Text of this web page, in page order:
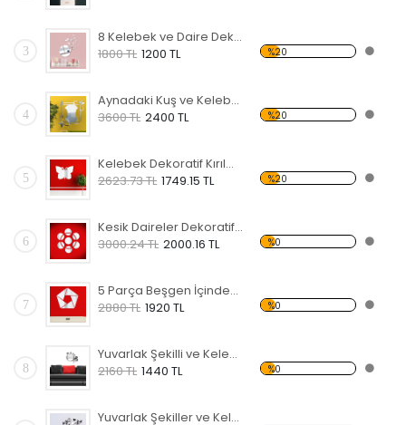
3
8 Kelebek ve Daire Dekoratif Kırılmaz Ayna
1800 TL 1200 TL %20
4
Aynadaki Kuş ve Kelebekler Dekoratif Kırılmaz Ayna
3600 TL 2400 TL %20
5
Kelebek Dekoratif Kırılmaz Ayna
2623.73 TL 1749.15 TL %20
6
Kesik Daireler Dekoratif Kırılmaz Ayna
3000.24 TL 2000.16 TL %0
7
5 Parça Beşgen İçindeki Şekiller Dekoratif Kırılmaz Ayna
2880 TL 1920 TL %0
8
Yuvarlak Şekilli ve Kelebekli Dekoratif Kırılmaz Ayna
2160 TL 1440 TL %0
Yuvarlak Şekiller ve Kelebekler Dekoratif Kırılmaz Ayna